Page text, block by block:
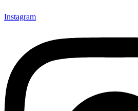
Instagram